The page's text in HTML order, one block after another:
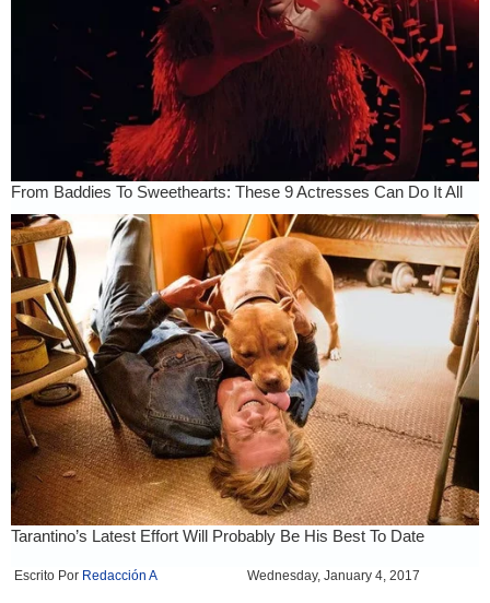
Escrito Por Redacción A Wednesday, January 4, 2017